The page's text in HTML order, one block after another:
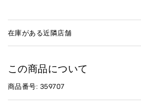
在庫がある近隣店舗
この商品について
商品番号: 359707